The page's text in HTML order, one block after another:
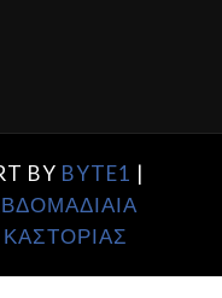
BY BYTE1 |